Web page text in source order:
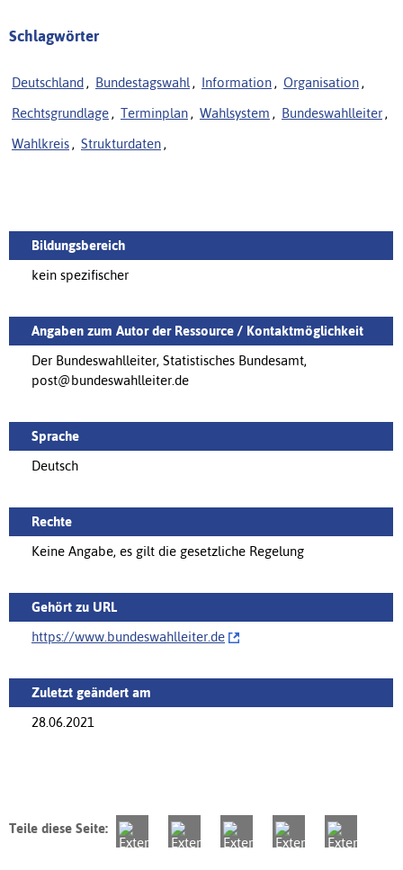
Schlagwörter
Deutschland , Bundestagswahl , Information , Organisation ,
Rechtsgrundlage , Terminplan , Wahlsystem , Bundeswahlleiter ,
Wahlkreis , Strukturdaten ,
Bildungsbereich
kein spezifischer
Angaben zum Autor der Ressource / Kontaktmöglichkeit
Der Bundeswahlleiter, Statistisches Bundesamt,
post@bundeswahlleiter.de
Sprache
Deutsch
Rechte
Keine Angabe, es gilt die gesetzliche Regelung
Gehört zu URL
https://‌www.bundeswahlleiter.de
Zuletzt geändert am
28.06.2021
Teile diese Seite: